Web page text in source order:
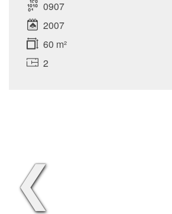
0907
2007
60 m²
2
❮